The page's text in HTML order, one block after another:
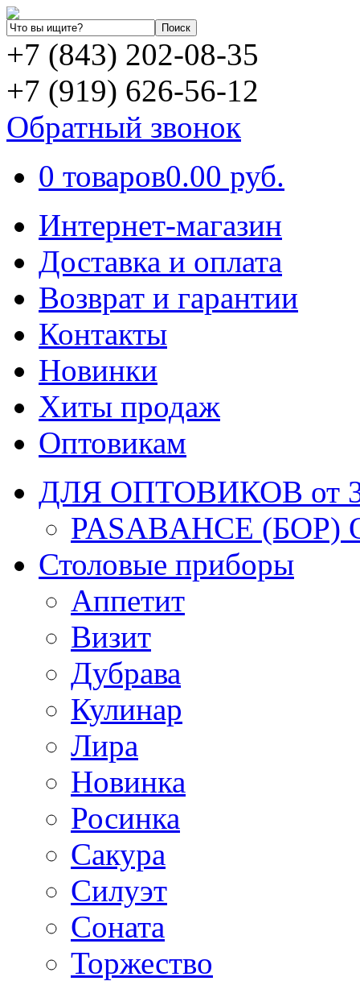
+7 (843) 202-08-35
+7 (919) 626-56-12
Обратный звонок
0 товаров0.00 руб.
Интернет-магазин
Доставка и оплата
Возврат и гарантии
Контакты
Новинки
Хиты продаж
Оптовикам
ДЛЯ ОПТОВИКОВ от
PASABAHCE (БОР)
Столовые приборы
Аппетит
Визит
Дубрава
Кулинар
Лира
Новинка
Росинка
Сакура
Силуэт
Соната
Торжество